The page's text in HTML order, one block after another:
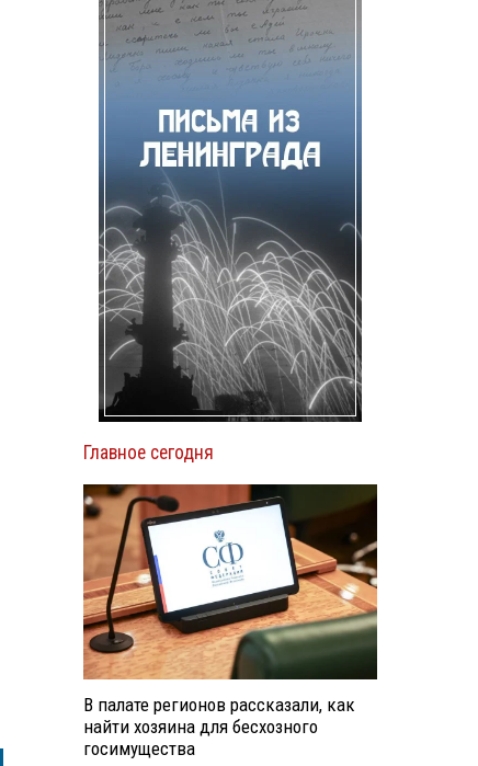
Главное сегодня
В палате регионов рассказали, как
найти хозяина для бесхозного
госимущества